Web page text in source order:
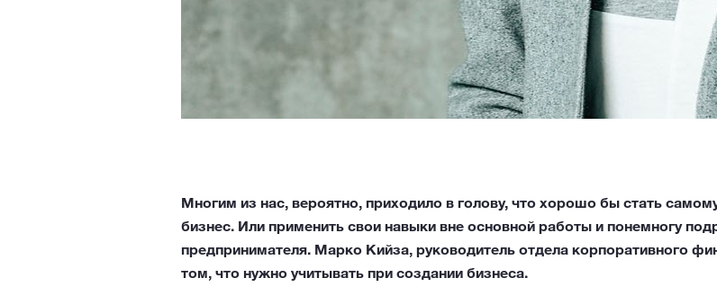
Многим из нас, вероятно, приходило в голову, что хорошо бы стать
бизнес. Или применить свои навыки вне основной работы и понемногу
предпринимателя. Марко Кийза, руководитель отдела корпоративного
том, что нужно учитывать при создании бизнеса.